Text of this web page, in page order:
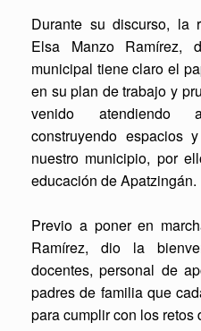
Durante su discurso, la
Elsa Manzo Ramírez,
municipal tiene claro el
en su plan de trabajo y
venido atendiendo
construyendo espacios
nuestro municipio, por
educación de Apatzingán.
Previo a poner en
Ramírez, dio la
docentes, personal de
padres de familia que
para cumplir con los retos